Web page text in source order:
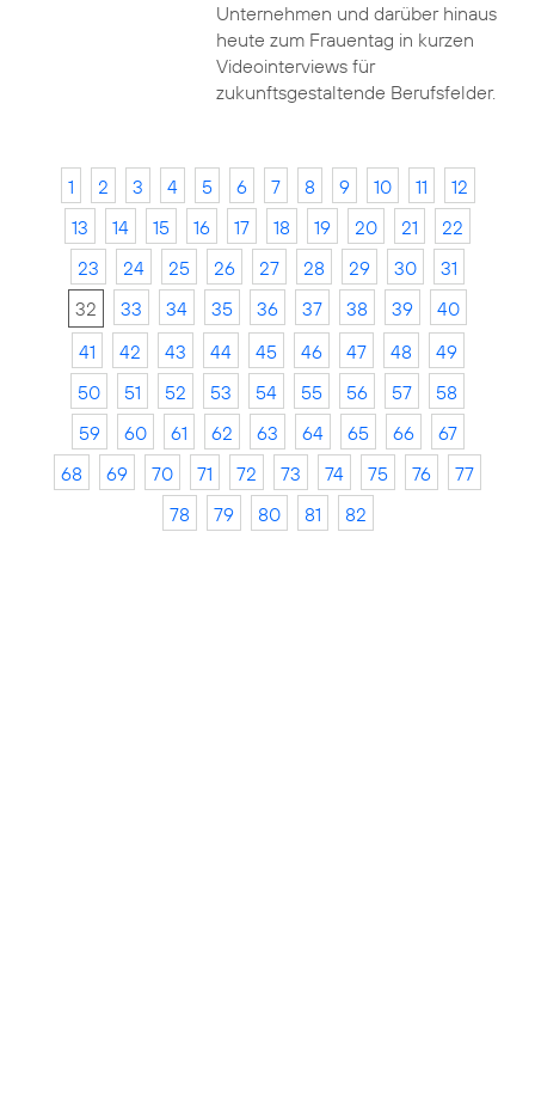
Unternehmen und darüber hinaus
heute zum Frauentag in kurzen
Videointerviews für
zukunftsgestaltende Berufsfelder.
1 2 3 4 5 6 7 8 9 10 11
12
13
14 15 16 17 18 19 20 21
22
23
24 25 26 27 28 29 30
31
32
33 34 35 36 37 38 39
40
41
42 43 44 45 46 47 48
49
50
51 52 53 54 55 56 57
58
59
60 61 62 63 64 65 66
67
68
69 70 71 72 73 74 75 76
77
78
79 80 81 82